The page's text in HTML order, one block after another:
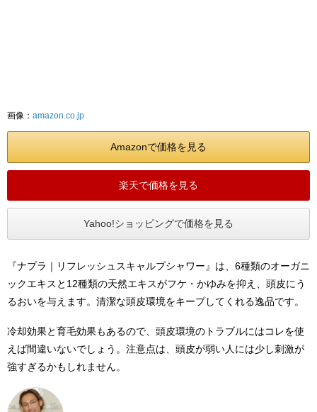
画像： amazon.co.jp
Amazonで価格を見る
楽天で価格を見る
Yahoo!ショッピングで価格を見る
『ナプラ｜リフレッシュスキャルプシャワー』は、6種類のオーガニ
ックエキスと12種類の天然エキスがフケ・かゆみを抑え、頭皮にう
るおいを与えます。清潔な頭皮環境をキープしてくれる逸品です。
冷却効果と育毛効果もあるので、頭皮環境のトラブルにはコレを使
えば間違いないでしょう。注意点は、頭皮が弱い人には少し刺激が
強すぎるかもしれません。